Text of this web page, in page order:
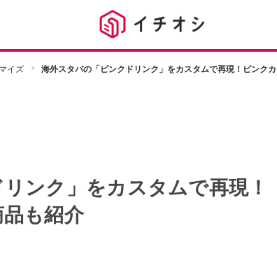
イズ 海外スタバの「ピンクドリンク」をカスタムで再現！ピンク
ンク」をカスタムで再現！
も紹介